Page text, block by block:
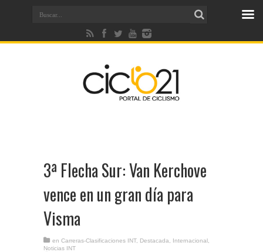
3ª Flecha Sur: Van Kerchove
vence en un gran día para
Visma
en Carreras-Clasificaciones INT, Destacada Internacional
Noticias INT